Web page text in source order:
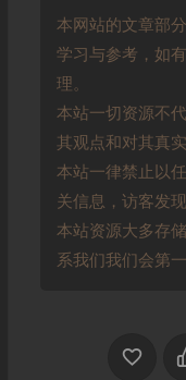
本网站的文章部
学习与参考，如
理。
本站一切资源不
其观点和对其真实
本站一律禁止以
关信息，访客发
本站资源大多存
系我们我们会第